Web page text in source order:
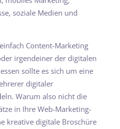
soziale Medien und
Content-Marketing
irgendeiner der digitalen
sollte es sich um eine
digitaler
Warum also nicht die
in Ihre Web-Marketing-
kreative digitale Broschüre